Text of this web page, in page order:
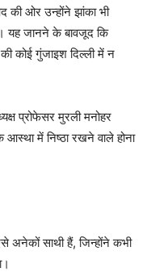
की ओर उन्होंने झांका भी
यह जानने के बावजूद कि
की कोई गुंजाइश दिल्ली में न
प्रोफेसर मुरली मनोहर
आस्था में निष्ठा रखने वाले होना
अनेकों साथी हैं, जिन्होंने कभी